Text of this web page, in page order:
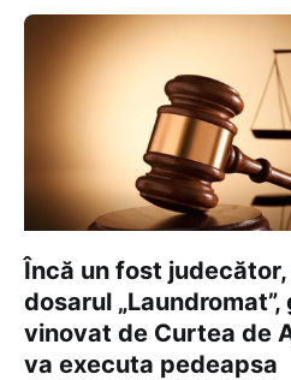
Încă un fost
dosarul „Laundromat”,
vinovat de Curtea de
va executa pedeapsa